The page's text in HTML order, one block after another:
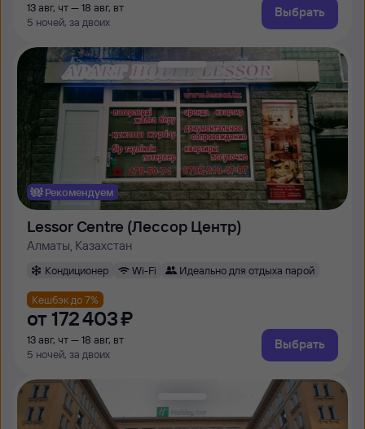
13 авг, чт — 18 авг, вт
5 ночей, за двоих
Выбрать
Рекомендуем
Lessor Centre (Лессор Центр)
Алматы, Казахстан
Кондиционер Wi-Fi Идеально для отдыха парой
Кешбэк до 7%
от 172 ⁠403 ⁠₽
13 авг, чт — 18 авг, вт
5 ночей, за двоих
Выбрать